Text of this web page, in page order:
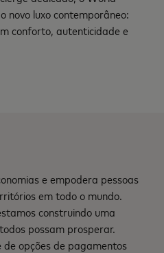
novo luxo contemporâneo:
conforto, autenticidade e
e empodera pessoas
em todo o mundo.
construindo uma
possam prosperar.
opções de pagamentos